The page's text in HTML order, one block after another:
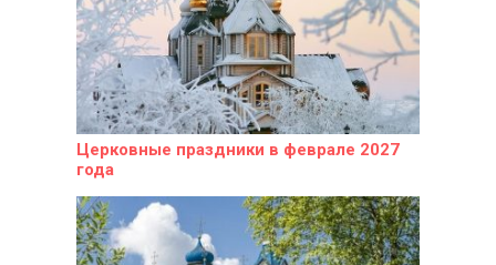
Церковные праздники в феврале 2027
года